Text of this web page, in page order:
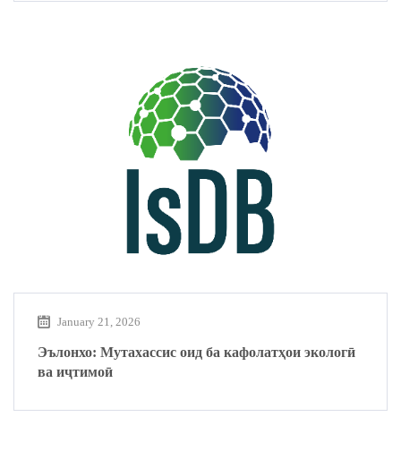
January 21, 2026
Эълонхо: Мутахассис оид ба кафолатҳои экологӣ
ва иҷтимоӣ